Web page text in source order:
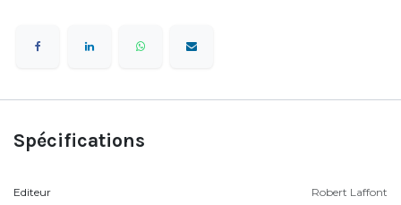
Spécifications
Editeur Robert Laffont